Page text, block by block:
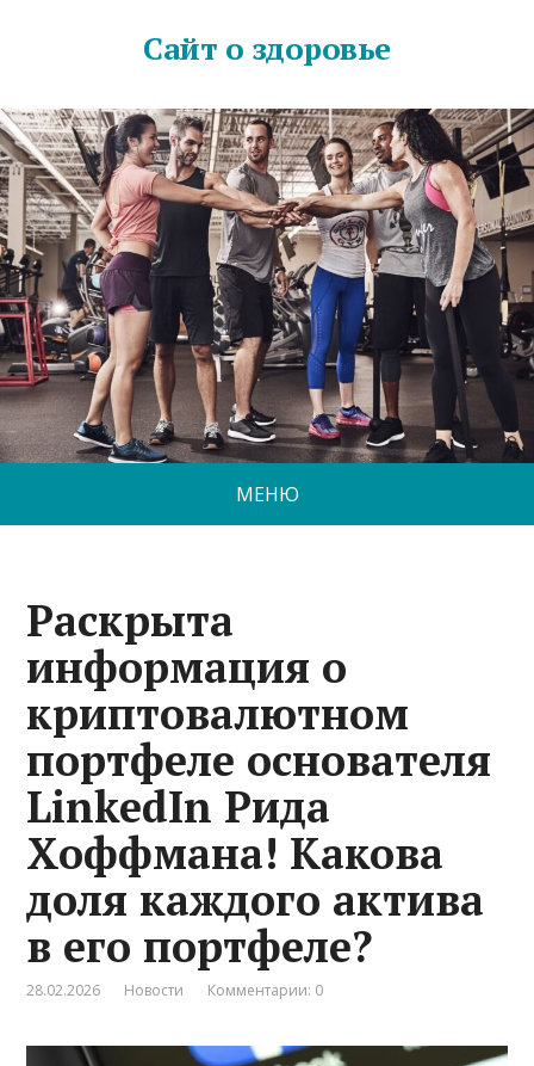
Сайт о здоровье
МЕНЮ
Раскрыта
информация о
криптовалютном
портфеле основателя
LinkedIn Рида
Хоффмана! Какова
доля каждого актива
в его портфеле?
28.02.2026 Новости Комментарии: 0